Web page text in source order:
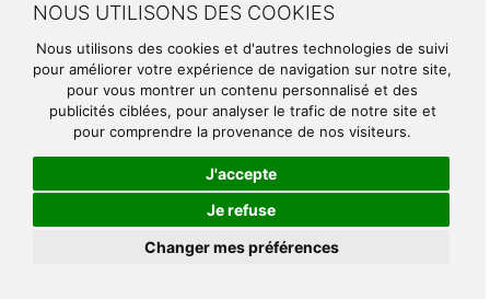
NOUS UTILISONS DES COOKIES
Nous utilisons des cookies et d'autres technologies de suivi
pour améliorer votre expérience de navigation sur notre site,
pour vous montrer un contenu personnalisé et des
publicités ciblées, pour analyser le trafic de notre site et
pour comprendre la provenance de nos visiteurs.
J'accepte
Je refuse
Changer mes préférences